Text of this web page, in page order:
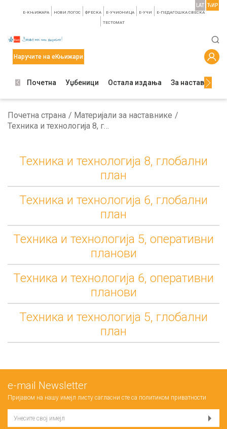
E-КЊИЖАРА НОВИ ЛОГОС ФРЕСКА E-УЧИОНИЦА E-УЧИ Е-ПЕДАГОШКА СВЕСКА
TЕСТОМАТ
LAT ЋИР
Наручите на еКњижари
Почетна Уџбеници Остала издања За наставнике
Почетна страна
Материјали за наставнике
Техника и технологија 8, глобални план
Техника и технологија 8, глобални
план
Техника и технологија 6, глобални
план
Техника и технологија 5, оперативни
планови
Техника и технологија 6, оперативни
планови
Техника и технологија 5, глобални
план
е-mail Newsletter
Пријавом на нашу имејл листу сагласни сте са политиком приватности